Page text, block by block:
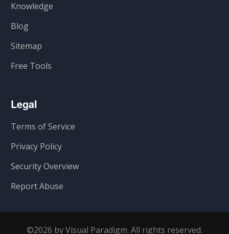
Knowledge
Blog
Sitemap
Free Tools
Legal
Terms of Service
Privacy Policy
Security Overview
Report Abuse
©2026 by Visual Paradigm. All rights reserved.